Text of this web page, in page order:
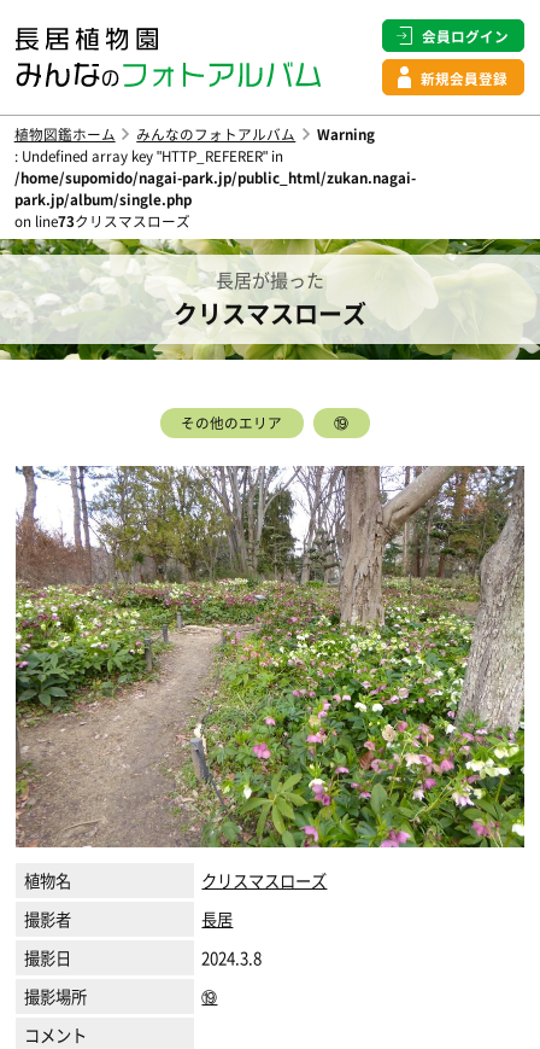
会員ログイン
新規会員登録
植物図鑑ホーム みんなのフォトアルバム
Warning
: Undefined array key "HTTP_REFERER" in
/home/supomido/nagai-park.jp/public_html/zukan.nagai-
park.jp/album/single.php
on line73クリスマスローズ
長居が撮った
クリスマスローズ
その他のエリア ⑲
植物名
クリスマスローズ
撮影者
長居
撮影日
2024.3.8
撮影場所
⑲
コメント